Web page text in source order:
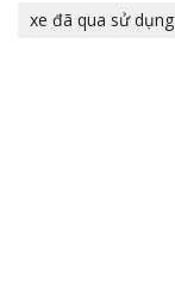
xe đã qua sử dụng